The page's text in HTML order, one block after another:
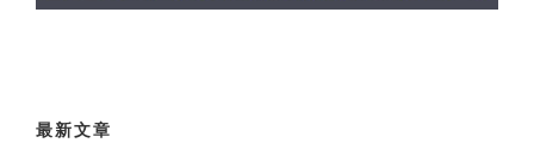
最新文章